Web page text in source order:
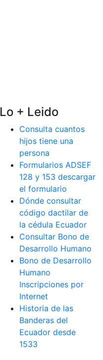
Lo + Leido
Consulta cuantos
hijos tiene una
persona
Formularios ADSEF
128 y 153 descargar
el formulario
Dónde consultar
código dactilar de
la cédula Ecuador
Consultar Bono de
Desarrollo Humano
Bono de Desarrollo
Humano
Inscripciones por
Internet
Historia de las
Banderas del
Ecuador desde
1533